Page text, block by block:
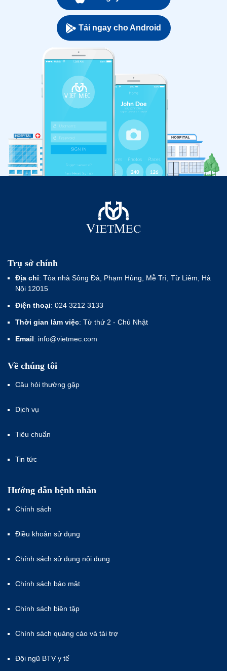
Tải ngay cho Android
Trụ sở chính
Địa chỉ: Tòa nhà Sông Đà, Phạm Hùng, Mễ Trì, Từ Liêm, Hà
Nội 12015
Điện thoại: 024 3212 3133
Thời gian làm việc: Từ thứ 2 - Chủ Nhật
Email: info@vietmec.com
Về chúng tôi
Câu hỏi thường gặp
Dịch vụ
Tiêu chuẩn
Tin tức
Hướng dẫn bệnh nhân
Chính sách
Điều khoản sử dụng
Chính sách sử dụng nội dung
Chính sách bảo mật
Chính sách biên tập
Chính sách quảng cáo và tài trợ
Đội ngũ BTV y tế